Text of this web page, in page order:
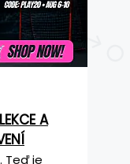
A
Teď je